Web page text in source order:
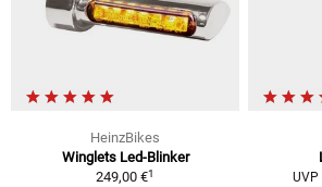
HeinzBikes
Winglets Led-Blinker
249,00 €1 UVP